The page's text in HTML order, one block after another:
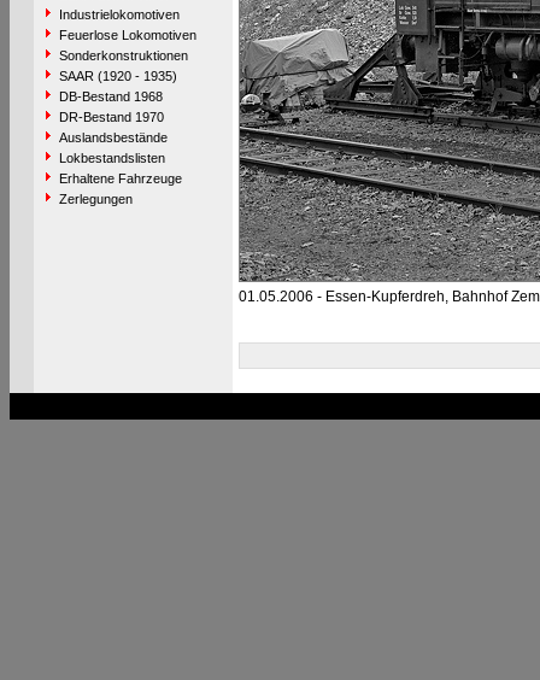
Industrielokomotiven
Feuerlose Lokomotiven
Sonderkonstruktionen
SAAR (1920 - 1935)
DB-Bestand 1968
DR-Bestand 1970
Auslandsbestände
Lokbestandslisten
Erhaltene Fahrzeuge
Zerlegungen
01.05.2006 - Essen-Kupferdreh, Bahnhof